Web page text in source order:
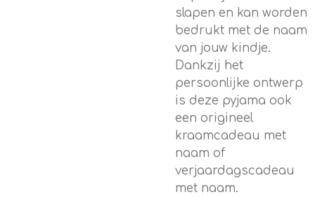
slapen en kan worden
bedrukt met de naam
van jouw kindje.
Dankzij het
persoonlijke ontwerp
is deze pyjama ook
een origineel
kraamcadeau met
naam of
verjaardagscadeau
met naam.